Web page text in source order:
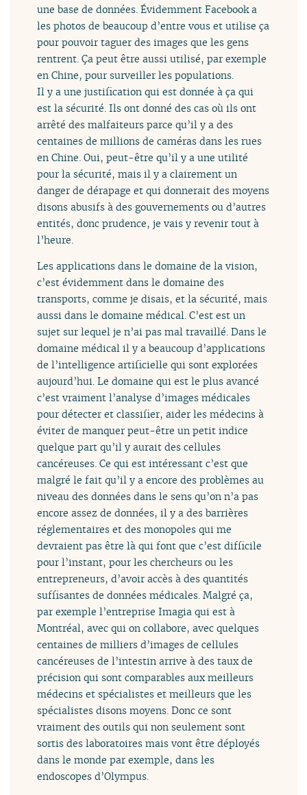
une base de données. Évidemment Facebook a
les photos de beaucoup d’entre vous et utilise ça
pour pouvoir taguer des images que les gens
rentrent. Ça peut être aussi utilisé, par exemple
en Chine, pour surveiller les populations.
Il y a une justification qui est donnée à ça qui
est la sécurité. Ils ont donné des cas où ils ont
arrêté des malfaiteurs parce qu’il y a des
centaines de millions de caméras dans les rues
en Chine. Oui, peut-être qu’il y a une utilité
pour la sécurité, mais il y a clairement un
danger de dérapage et qui donnerait des moyens
disons abusifs à des gouvernements ou d’autres
entités, donc prudence, je vais y revenir tout à
l’heure.
Les applications dans le domaine de la vision,
c’est évidemment dans le domaine des
transports, comme je disais, et la sécurité, mais
aussi dans le domaine médical. C’est est un
sujet sur lequel je n’ai pas mal travaillé. Dans le
domaine médical il y a beaucoup d’applications
de l’intelligence artificielle qui sont explorées
aujourd’hui. Le domaine qui est le plus avancé
c’est vraiment l’analyse d’images médicales
pour détecter et classifier, aider les médecins à
éviter de manquer peut-être un petit indice
quelque part qu’il y aurait des cellules
cancéreuses. Ce qui est intéressant c’est que
malgré le fait qu’il y a encore des problèmes au
niveau des données dans le sens qu’on n’a pas
encore assez de données, il y a des barrières
réglementaires et des monopoles qui me
devraient pas être là qui font que c’est difficile
pour l’instant, pour les chercheurs ou les
entrepreneurs, d’avoir accès à des quantités
suffisantes de données médicales. Malgré ça,
par exemple l’entreprise Imagia qui est à
Montréal, avec qui on collabore, avec quelques
centaines de milliers d’images de cellules
cancéreuses de l’intestin arrive à des taux de
précision qui sont comparables aux meilleurs
médecins et spécialistes et meilleurs que les
spécialistes disons moyens. Donc ce sont
vraiment des outils qui non seulement sont
sortis des laboratoires mais vont être déployés
dans le monde par exemple, dans les
endoscopes d’Olympus.